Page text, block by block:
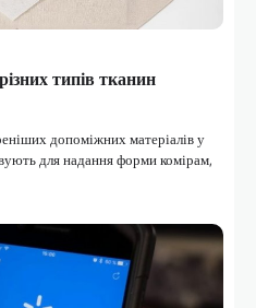
типів тканин
допоміжних матеріалів у
для надання форми комірам,